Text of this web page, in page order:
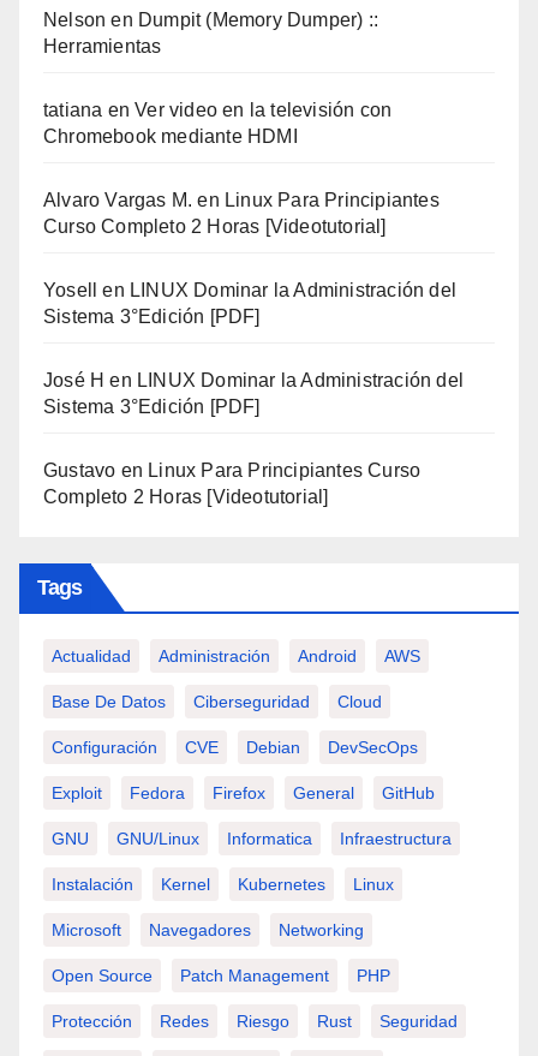
Nelson en Dumpit (Memory Dumper) ::
Herramientas
tatiana enVer video en la televisión con
Chromebook mediante HDMI
Alvaro Vargas M. en Linux Para Principiantes
Curso Completo 2 Horas [Videotutorial]
Yosell en LINUX Dominar la Administración del
Sistema 3°Edición [PDF]
José H en LINUX Dominar la Administración del
Sistema 3°Edición [PDF]
Gustavo en Linux Para Principiantes Curso
Completo 2 Horas [Videotutorial]
Tags
Actualidad Administración Android AWS
Base De Datos Ciberseguridad Cloud
Configuración CVE Debian DevSecOps
Exploit Fedora Firefox General GitHub
GNU GNU/Linux Informatica Infraestructura
Instalación Kernel Kubernetes Linux
Microsoft Navegadores Networking
Open Source Patch Management PHP
Protección Redes Riesgo Rust Seguridad